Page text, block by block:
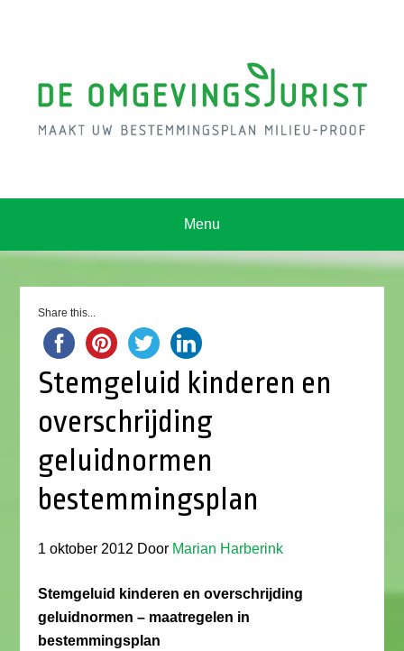
Menu
Share this...
Stemgeluid kinderen en
overschrijding
geluidnormen
bestemmingsplan
1 oktober 2012 Door Marian Harberink
Stemgeluid kinderen en overschrijding
geluidnormen – maatregelen in
bestemmingsplan